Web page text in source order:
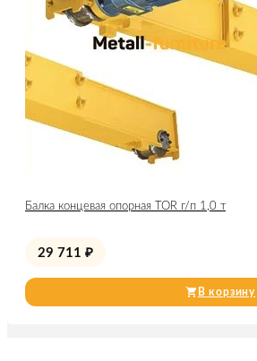
Балка концевая опорная TOR г/п 1,0 т
29 711 ₽
В корзину